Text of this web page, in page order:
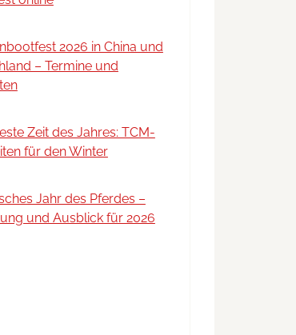
2026 in China und
– Termine und
Zeit des Jahres: TCM-
für den Winter
Jahr des Pferdes –
und Ausblick für 2026